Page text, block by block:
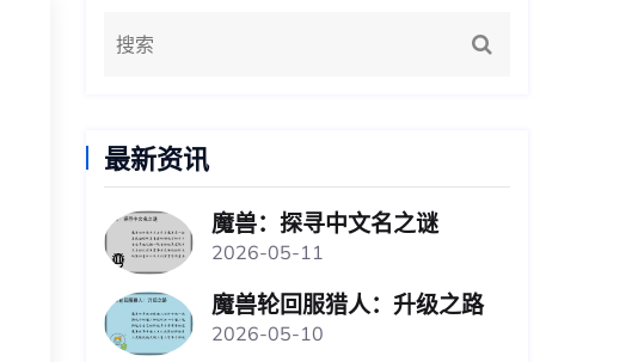
最新资讯
魔兽：探寻中文名之谜
2026-05-11
魔兽轮回服猎人：升级之路
2026-05-10